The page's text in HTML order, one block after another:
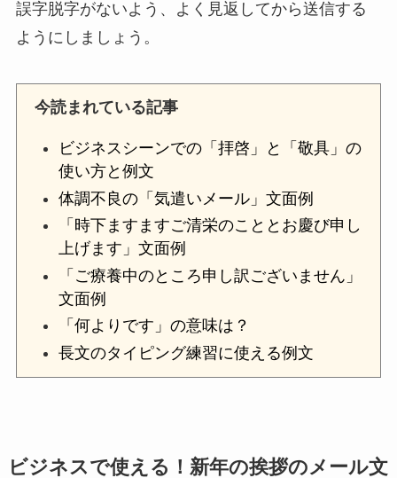
誤字脱字がないよう、よく見返してから送信する
ようにしましょう。
今読まれている記事
ビジネスシーンでの「拝啓」と「敬具」の
使い方と例文
体調不良の「気遣いメール」文面例
「時下ますますご清栄のこととお慶び申し
上げます」文面例
「ご療養中のところ申し訳ございません」
文面例
「何よりです」の意味は？
長文のタイピング練習に使える例文
ビジネスで使える！新年の挨拶のメール文